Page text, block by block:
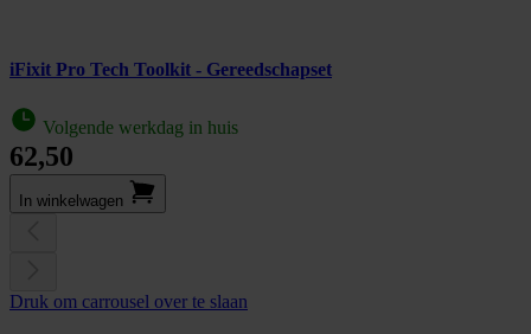
iFixit Pro Tech Toolkit - Gereedschapset
Volgende werkdag in huis
62,50
In winkel­wagen
Druk om carrousel over te slaan